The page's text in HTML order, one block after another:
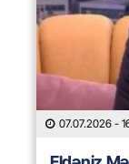
07.07.2026 -